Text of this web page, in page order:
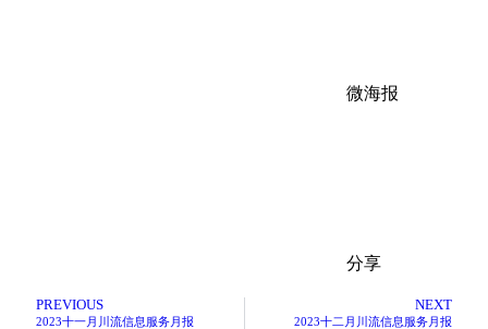
微海报
分享
PREVIOUS
2023十一月川流信息服务月报
NEXT
2023十二月川流信息服务月报